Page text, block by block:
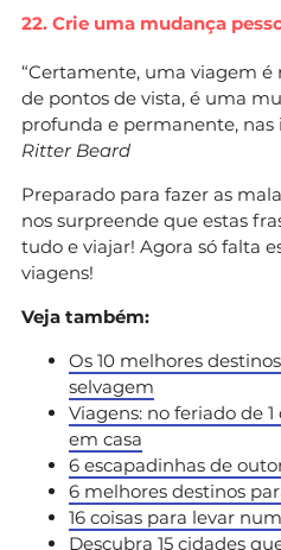
22. Crie uma mudança
“Certamente, uma viagem
de pontos de vista, é uma
profunda e permanente, nas
Ritter Beard
Preparado para fazer as
nos surpreende que estas
tudo e viajar! Agora só falta
viagens!
Veja também:
Os 10 melhores
selvagem
Viagens: no feriado de
em casa
6 escapadinhas de
6 melhores destinos
16 coisas para levar
Descubra 15 cidades